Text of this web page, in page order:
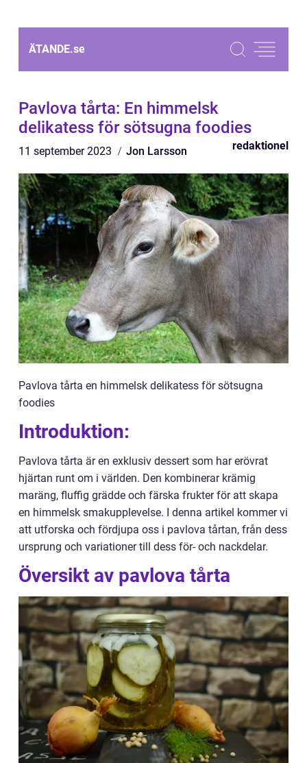
ÄTANDE.se
Pavlova tårta: En himmelsk
delikatess för sötsugna foodies
11 september 2023 Jon Larsson redaktionel
Pavlova tårta en himmelsk delikatess för sötsugna
foodies
Introduktion:
Pavlova tårta är en exklusiv dessert som har erövrat
hjärtan runt om i världen. Den kombinerar krämig
maräng, fluffig grädde och färska frukter för att skapa
en himmelsk smakupplevelse. I denna artikel kommer vi
att utforska och fördjupa oss i pavlova tårtan, från dess
ursprung och variationer till dess för- och nackdelar.
Översikt av pavlova tårta